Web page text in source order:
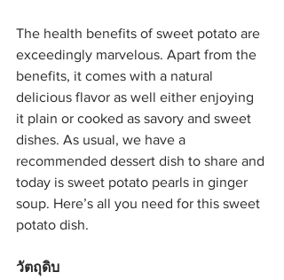
The health benefits of sweet potato are
exceedingly marvelous. Apart from the
benefits, it comes with a natural
delicious flavor as well either enjoying
it plain or cooked as savory and sweet
dishes. As usual, we have a
recommended dessert dish to share and
today is sweet potato pearls in ginger
soup. Here’s all you need for this sweet
potato dish.
วัตถุดิบ